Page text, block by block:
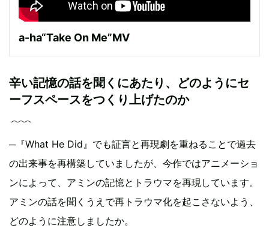
a-ha“Take On Me”MV
辛い記憶の話を聞くにあたり、どのようにセ
ーフスペースをつくり上げたのか
─『What He Did』でも証言と再現劇を重ねることで過去
の出来事を再構築していましたが、今作ではアニメーショ
ンによって、アミンの記憶とトラウマを再現しています。
アミンの話を聞くうえで再トラウマ化を起こさないよう、
どのように注意しましたか。